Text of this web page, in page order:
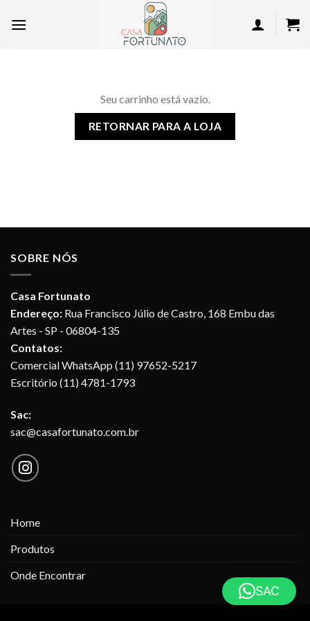
Seu carrinho está vazio.
RETORNAR PARA A LOJA
SOBRE NÓS
Casa Fortunato
Endereço: Rua Francisco Júlio de Castro, 168 Embu das
Artes - SP - 06804-135
Contatos:
Comercial WhatsApp (11) 97652-5217
Escritório (11) 4781-1793
Sac:
sac@casafortunato.com.br
Home
Produtos
Onde Encontrar
SAC